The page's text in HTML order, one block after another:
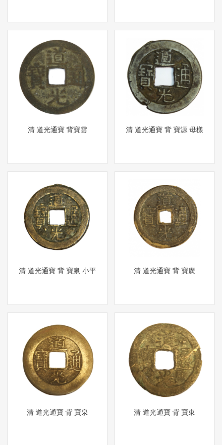
清 道光通寶 背寶雲 清 道光通寶 背 寶源 母樣
清 道光通寶 背 寶泉 小平 清 道光通寶 背 寶廣
清 道光通寶 背 寶泉 清 道光通寶 背 寶東